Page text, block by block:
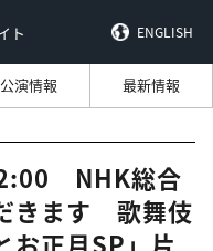
ト ENGLISH
公演情報 最新情報
NHK総合
きます 歌舞伎
正月SP」片